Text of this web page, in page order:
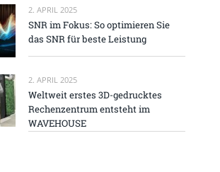
2. APRIL 2025
SNR im Fokus: So optimieren Sie
das SNR für beste Leistung
2. APRIL 2025
Weltweit erstes 3D-gedrucktes
Rechenzentrum entsteht im
WAVEHOUSE